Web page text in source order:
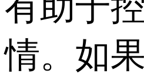
有助于
情。如